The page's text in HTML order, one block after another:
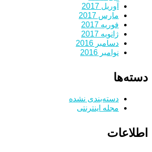
آوریل 2017
مارس 2017
فوریه 2017
ژانویه 2017
دسامبر 2016
نوامبر 2016
دسته‌ها
دسته‌بندی نشده
مجله اینترنتی
اطلاعات